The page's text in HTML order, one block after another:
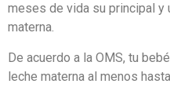
meses de vida su principal y
materna.
De acuerdo a la OMS, tu
leche materna al menos